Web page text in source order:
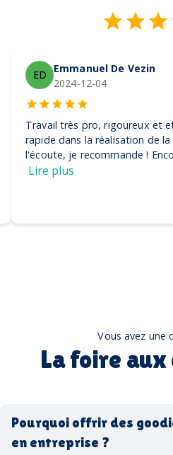
ED
Emmanuel De Vezin
2024-12-04
Travail très pro, rigoureux et
rapide dans la réalisation de
l'écoute, je recommande !
casquettes
Lire plus
Vous avez une
La foire
Pourquoi offrir des
en entreprise ?